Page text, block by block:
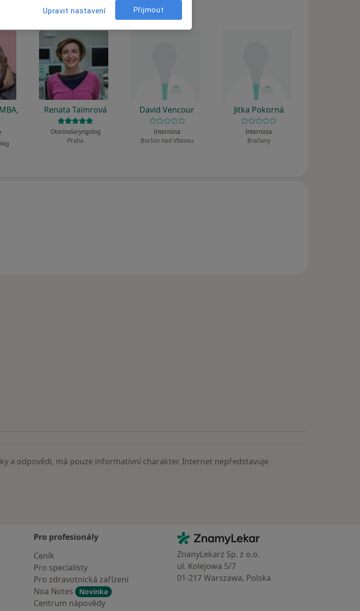
Renata Taimrová
Otorinolaryngolog
Praha
David Vencour
Internista
Boršov nad Vltavou
Jitka Pokorná
Internista
Braňany
a odpovědi, má pouze informativní charakter. Internet nepředstavuje
Pro profesionály
Ceník
Pro specialisty
Pro zdravotnická zařízení
Noa Notes
Novinka
Centrum nápovědy
Kontakt
ZnamyLekar - Hlavní stránka
ZnanyLekarz Sp. z o.o.
ul. Kolejowa 5/7
01-217 Warszawa, Polska
Upravit nastavení Přijmout